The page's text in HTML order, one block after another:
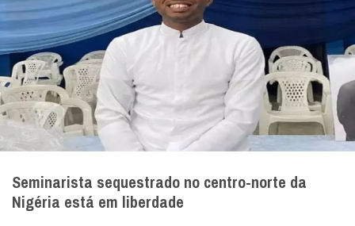
Seminarista sequestrado no centro-norte da
Nigéria está em liberdade